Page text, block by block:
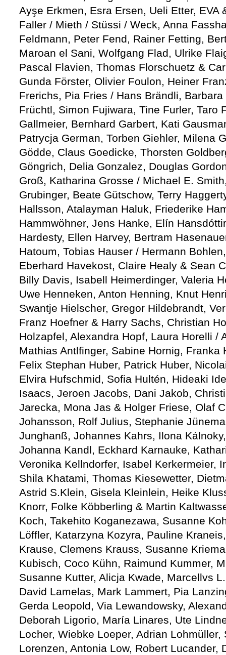
Ayşe Erkmen, Esra Ersen, Ueli Etter, EVA
Faller / Mieth / Stüssi / Weck, Anna
Feldmann, Peter Fend, Rainer Fetting,
Maroan el Sani, Wolfgang Flad, Ulrike
Pascal Flavien, Thomas Florschuetz &
Gunda Förster, Olivier Foulon, Heiner
Frerichs, Pia Fries / Hans Brändli,
Früchtl, Simon Fujiwara, Tine Furler, Taro
Gallmeier, Bernhard Garbert, Kati
Patrycja German, Torben Giehler, Milena
Gödde, Claus Goedicke, Thorsten
Göngrich, Delia Gonzalez, Douglas
Groß, Katharina Grosse / Michael E.
Grubinger, Beate Gütschow, Terry
Hallsson, Atalayman Haluk, Friederike
Hammwöhner, Jens Hanke, Elín
Hardesty, Ellen Harvey, Bertram
Hatoum, Tobias Hauser / Hermann
Eberhard Havekost, Claire Healy & Sean
Billy Davis, Isabell Heimerdinger, Valeria
Uwe Henneken, Anton Henning, Knut
Swantje Hielscher, Gregor Hildebrandt,
Franz Hoefner & Harry Sachs, Christian
Holzapfel, Alexandra Hopf, Laura Horelli /
Mathias Antlfinger, Sabine Hornig, Franka
Felix Stephan Huber, Patrick Huber,
Elvira Hufschmid, Sofia Hultén, Hideaki
Isaacs, Jeroen Jacobs, Dani Jakob,
Jarecka, Mona Jas & Holger Friese, Olaf
Johansson, Rolf Julius, Stephanie
Junghanß, Johannes Kahrs, Ilona
Johanna Kandl, Eckhard Karnauke,
Veronika Kellndorfer, Isabel Kerkermeier,
Shila Khatami, Thomas Kiesewetter,
Astrid S.Klein, Gisela Kleinlein, Heike
Knorr, Folke Köbberling & Martin
Koch, Takehito Koganezawa, Susanne
Löffler, Katarzyna Kozyra, Pauline
Krause, Clemens Krauss, Susanne
Kubisch, Coco Kühn, Raimund Kummer,
Susanne Kutter, Alicja Kwade, Marcellvs
David Lamelas, Mark Lammert, Pia
Gerda Leopold, Via Lewandowsky,
Deborah Ligorio, María Linares, Ute
Locher, Wiebke Loeper, Adrian
Lorenzen, Antonia Low, Robert Lucander,